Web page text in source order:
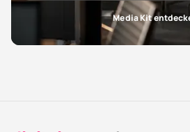
Media Kit